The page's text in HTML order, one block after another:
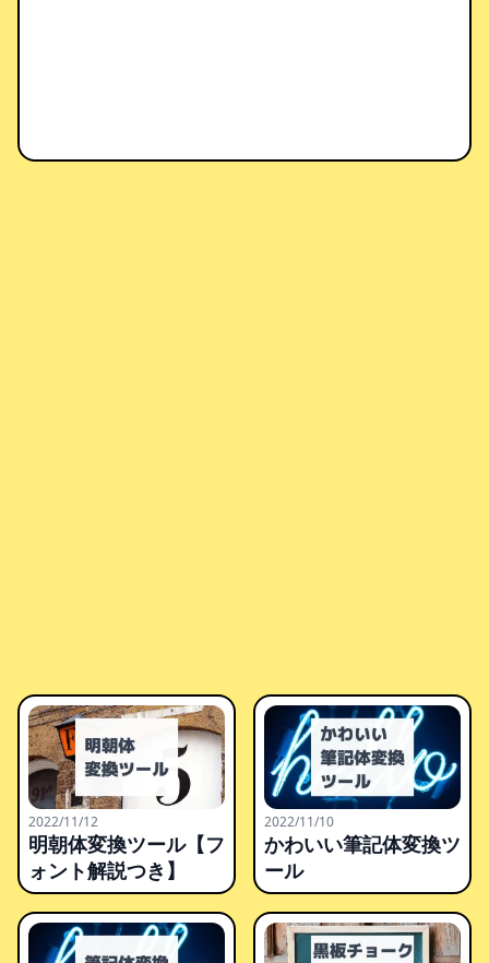
2022/11/12
明朝体変換ツール【フ
ォント解説つき】
2022/11/10
かわいい筆記体変換ツ
ール